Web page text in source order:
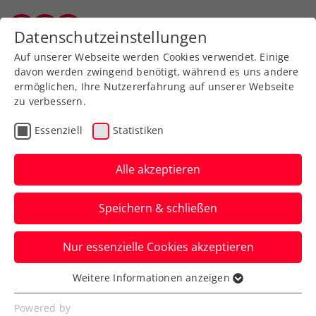
Zurück zur Newsübersicht
Turniere
Erste Bank Open: win2day
Opening Weekend mit
Red Bull BassLine
Und auch beim Super Sunday kommen
die Tennisfans beim ATP-500-Turnier in
Wien auf ihre Rechnung.
Verfasst von: Presseaussendung / Redaktion, 03.10.2024
Datenschutzeinstellungen
Auf unserer Webseite werden Cookies verwendet. Einige
davon werden zwingend benötigt, während es uns andere
ermöglichen, Ihre Nutzererfahrung auf unserer Webseite
zu verbessern.
Essenziell Statistiken
Alle akzeptieren
Speichern & schließen
Nur essenzielle Cookies akzeptieren
Essenziell
Essenzielle Cookies werden für grundlegende
Weitere Informationen anzeigen
Powered by